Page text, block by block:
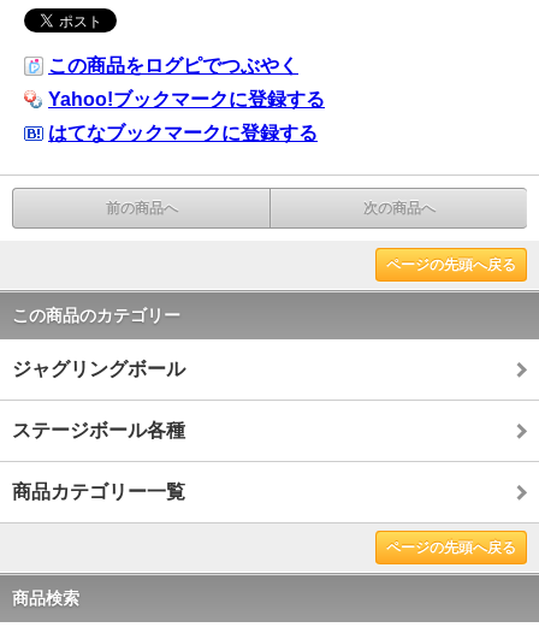
この商品をログピでつぶやく
Yahoo!ブックマークに登録する
はてなブックマークに登録する
前の商品へ 次の商品へ
ページの先頭へ戻る
この商品のカテゴリー
ジャグリングボール
ステージボール各種
商品カテゴリー一覧
ページの先頭へ戻る
商品検索